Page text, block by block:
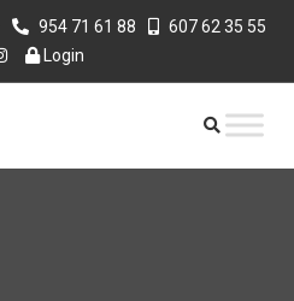
954 71 61 88
607 62 35 55
Login